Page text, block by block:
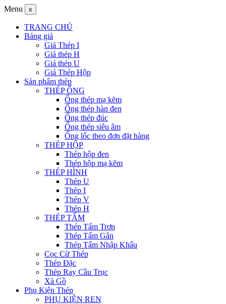
Menu x
TRANG CHỦ
Bảng giá
Giá Thép I
Giá thép H
Giá thép U
Giá Thép Hộp
Sản phẩm thép
THÉP ỐNG
Ống thép mạ kẽm
Ống thép hàn đen
Ống thép đúc
Ống thép siêu âm
Ống lốc theo đơn đặt hàng
THÉP HỘP
Thép hộp đen
Thép hộp mạ kẽm
THÉP HÌNH
Thép U
Thép I
Thép V
Thép H
THÉP TẤM
Thép Tấm Trơn
Thép Tấm Gân
Thép Tấm Nhập Khẩu
Cọc Cừ Thép
Thép Đặc
Thép Ray Cầu Trục
Xà Gồ
Phụ Kiện Thép
PHỤ KIỆN REN